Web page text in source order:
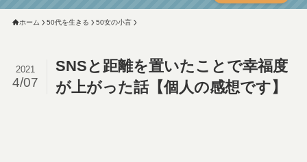
ホーム 50代を生きる 50女の小言
SNSと距離を置いたことで幸福度
が上がった話【個人の感想です】
2021
4/07